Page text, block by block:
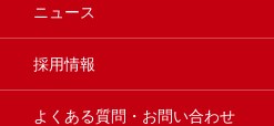
動物病院専用フード
フードコンシェル
どうぶつ病院宅配便
ペットライン 猫ノート
狂犬病予防
会社概要・事業所
代表メッセージ
企業理念・ビジョン
ニュース
採用情報
よくある質問・お問い合わせ